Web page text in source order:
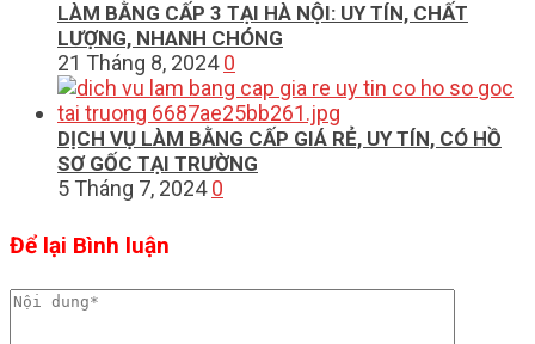
LÀM BẰNG CẤP 3 TẠI HÀ NỘI: UY TÍN, CHẤT
LƯỢNG, NHANH CHÓNG
21 Tháng 8, 2024 0
DỊCH VỤ LÀM BẰNG CẤP GIÁ RẺ, UY TÍN, CÓ HỒ
SƠ GỐC TẠI TRƯỜNG
5 Tháng 7, 2024 0
Để lại Bình luận